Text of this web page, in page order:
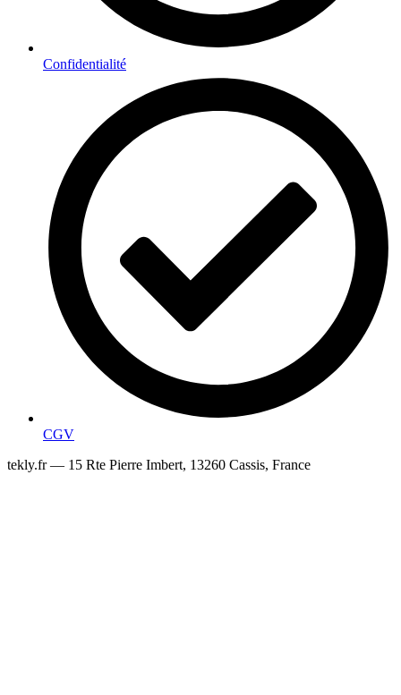
Confidentialité
CGV
tekly.fr — 15 Rte Pierre Imbert, 13260 Cassis, France